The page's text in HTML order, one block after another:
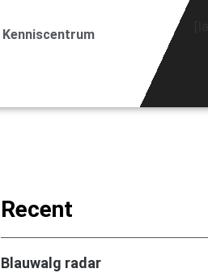
Kenniscentrum
Recent
Blauwalg radar